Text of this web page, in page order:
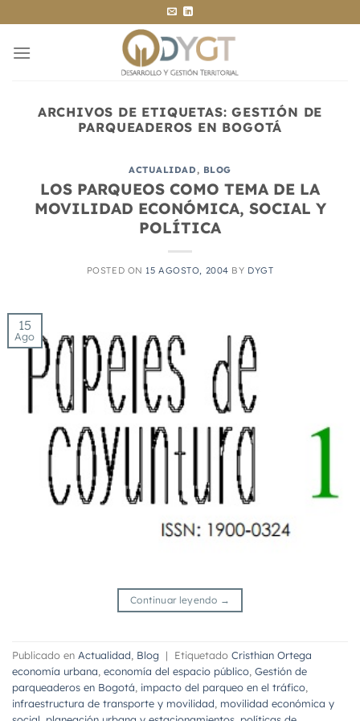
al
contenido
ARCHIVOS DE ETIQUETAS:GESTIÓN DE
PARQUEADEROS EN BOGOTÁ
ACTUALIDAD, BLOG
LOS PARQUEOS COMO TEMA DE LA
MOVILIDAD ECONÓMICA, SOCIAL Y
POLÍTICA
POSTED ON 15 AGOSTO, 2004 BY DYGT
15
Ago
Continuar leyendo →
Publicado en Actualidad, Blog | Etiquetado Cristhian Ortega
economía urbana, economía del espacio público, Gestión de
parqueaderos en Bogotá, impacto del parqueo en el tráfico,
infraestructura de transporte y movilidad, movilidad económica y